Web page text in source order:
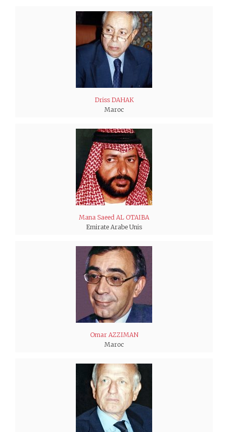
Driss DAHAK
Maroc
Mana Saeed AL OTAIBA
Emirate Arabe Unis
Omar AZZIMAN
Maroc